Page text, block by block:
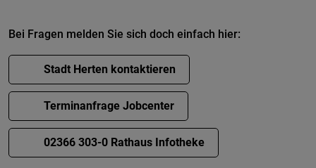
Bei Fragen melden Sie sich doch einfach hier:
Stadt Herten kontaktieren
Terminanfrage Jobcenter
02366 303-0 Rathaus Infotheke